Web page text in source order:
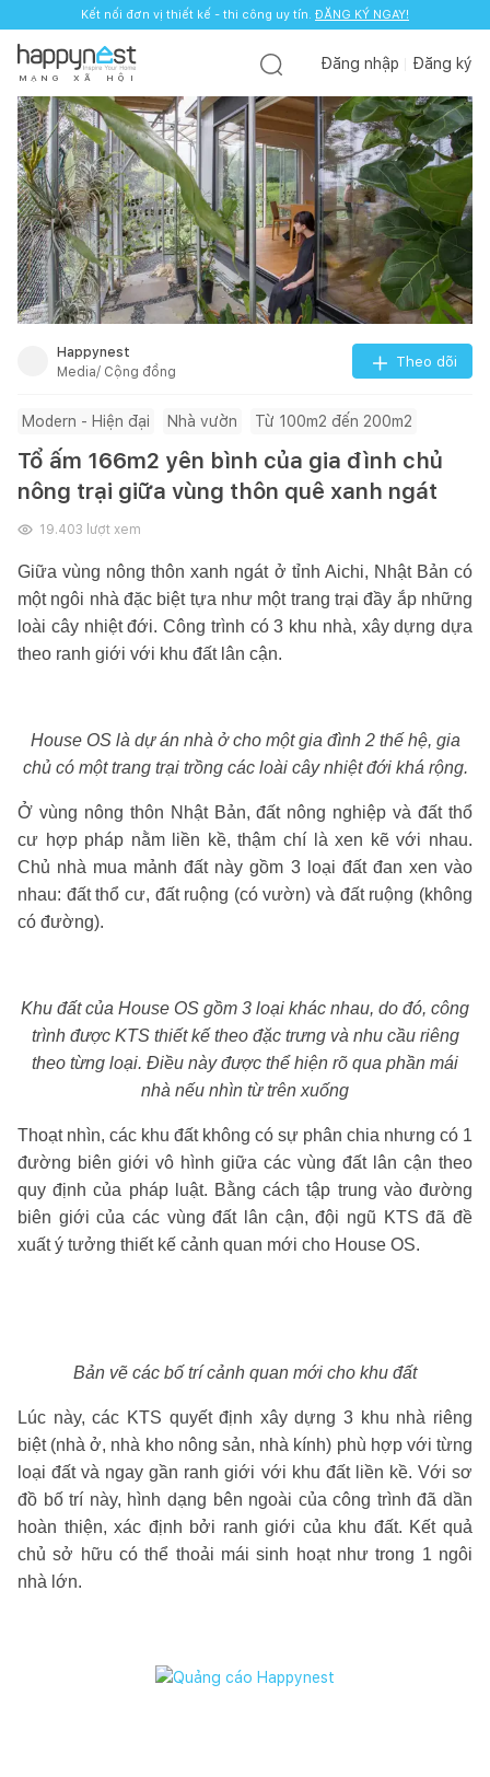
Kết nối đơn vị thiết kế - thi công uy tín. ĐĂNG KÝ NGAY!
M Ạ N G X Ã H Ộ I
Đăng nhập Đăng ký
Happynest
Media/ Cộng đồng
Theo dõi
Modern - Hiện đại Nhà vườn Từ 100m2 đến 200m2
Tổ ấm 166m2 yên bình của gia đình chủ
nông trại giữa vùng thôn quê xanh ngát
19.403 lượt xem
Giữa vùng nông thôn xanh ngát ở tỉnh Aichi, Nhật Bản có
một ngôi nhà đặc biệt tựa như một trang trại đầy ắp những
loài cây nhiệt đới. Công trình có 3 khu nhà, xây dựng dựa
theo ranh giới với khu đất lân cận.
House OS là dự án nhà ở cho một gia đình 2 thế hệ, gia
chủ có một trang trại trồng các loài cây nhiệt đới khá rộng.
Ở vùng nông thôn Nhật Bản, đất nông nghiệp và đất thổ
cư hợp pháp nằm liền kề, thậm chí là xen kẽ với nhau.
Chủ nhà mua mảnh đất này gồm 3 loại đất đan xen vào
nhau: đất thổ cư, đất ruộng (có vườn) và đất ruộng (không
có đường).
Khu đất của House OS gồm 3 loại khác nhau, do đó, công
trình được KTS thiết kế theo đặc trưng và nhu cầu riêng
theo từng loại. Điều này được thể hiện rõ qua phần mái
nhà nếu nhìn từ trên xuống
Thoạt nhìn, các khu đất không có sự phân chia nhưng có 1
đường biên giới vô hình giữa các vùng đất lân cận theo
quy định của pháp luật. Bằng cách tập trung vào đường
biên giới của các vùng đất lân cận, đội ngũ KTS đã đề
xuất ý tưởng thiết kế cảnh quan mới cho House OS.
Bản vẽ các bố trí cảnh quan mới cho khu đất
Lúc này, các KTS quyết định xây dựng 3 khu nhà riêng
biệt (nhà ở, nhà kho nông sản, nhà kính) phù hợp với từng
loại đất và ngay gần ranh giới với khu đất liền kề. Với sơ
đồ bố trí này, hình dạng bên ngoài của công trình đã dần
hoàn thiện, xác định bởi ranh giới của khu đất. Kết quả
chủ sở hữu có thể thoải mái sinh hoạt như trong 1 ngôi
nhà lớn.